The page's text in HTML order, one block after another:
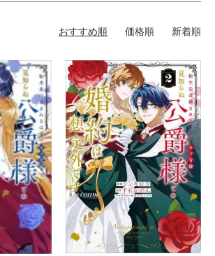
おすすめ順 価格順 新着順